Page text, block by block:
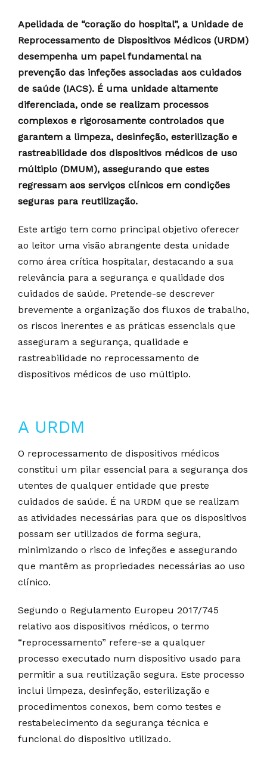
Apelidada de “coração do hospital”, a Unidade de
Reprocessamento de Dispositivos Médicos (URDM)
desempenha um papel fundamental na
prevenção das infeções associadas aos cuidados
de saúde (IACS). É uma unidade altamente
diferenciada, onde se realizam processos
complexos e rigorosamente controlados que
garantem a limpeza, desinfeção, esterilização e
rastreabilidade dos dispositivos médicos de uso
múltiplo (DMUM), assegurando que estes
regressam aos serviços clínicos em condições
seguras para reutilização.
Este artigo tem como principal objetivo oferecer
ao leitor uma visão abrangente desta unidade
como área crítica hospitalar, destacando a sua
relevância para a segurança e qualidade dos
cuidados de saúde. Pretende-se descrever
brevemente a organização dos fluxos de trabalho,
os riscos inerentes e as práticas essenciais que
asseguram a segurança, qualidade e
rastreabilidade no reprocessamento de
dispositivos médicos de uso múltiplo.
A URDM
O reprocessamento de dispositivos médicos
constitui um pilar essencial para a segurança dos
utentes de qualquer entidade que preste
cuidados de saúde. É na URDM que se realizam
as atividades necessárias para que os dispositivos
possam ser utilizados de forma segura,
minimizando o risco de infeções e assegurando
que mantêm as propriedades necessárias ao uso
clínico.
Segundo o Regulamento Europeu 2017/745
relativo aos dispositivos médicos, o termo
“reprocessamento” refere-se a qualquer
processo executado num dispositivo usado para
permitir a sua reutilização segura. Este processo
inclui limpeza, desinfeção, esterilização e
procedimentos conexos, bem como testes e
restabelecimento da segurança técnica e
funcional do dispositivo utilizado.